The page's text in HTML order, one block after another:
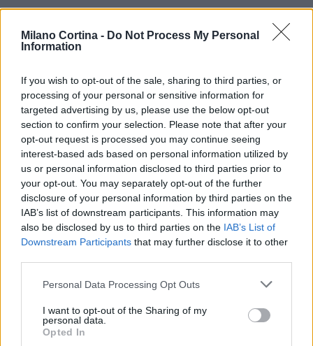
Milano Cortina - Do Not Process My Personal
Information
If you wish to opt-out of the sale, sharing to third parties, or
processing of your personal or sensitive information for
targeted advertising by us, please use the below opt-out
section to confirm your selection. Please note that after your
opt-out request is processed you may continue seeing
interest-based ads based on personal information utilized by
us or personal information disclosed to third parties prior to
your opt-out. You may separately opt-out of the further
disclosure of your personal information by third parties on the
IAB’s list of downstream participants. This information may
also be disclosed by us to third parties on the IAB’s List of
Downstream Participants that may further disclose it to other
Please note that this website/app uses one or more Google
not limited to your visit or usage behaviour. You may click to
grant or deny consent to Google and its third-party tags to
use your data for below specified purposes in below Google
Personal Data Processing Opt Outs
I want to opt-out of the Sharing of my
personal data.
Opted In
Continua a leggere
NEWS
Come scegliere le scarpe da running donna: comfort
e performance
Marco Tessari · 8 Ago 2026